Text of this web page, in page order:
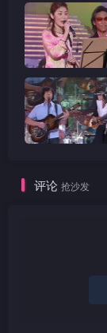
评论 抢沙发